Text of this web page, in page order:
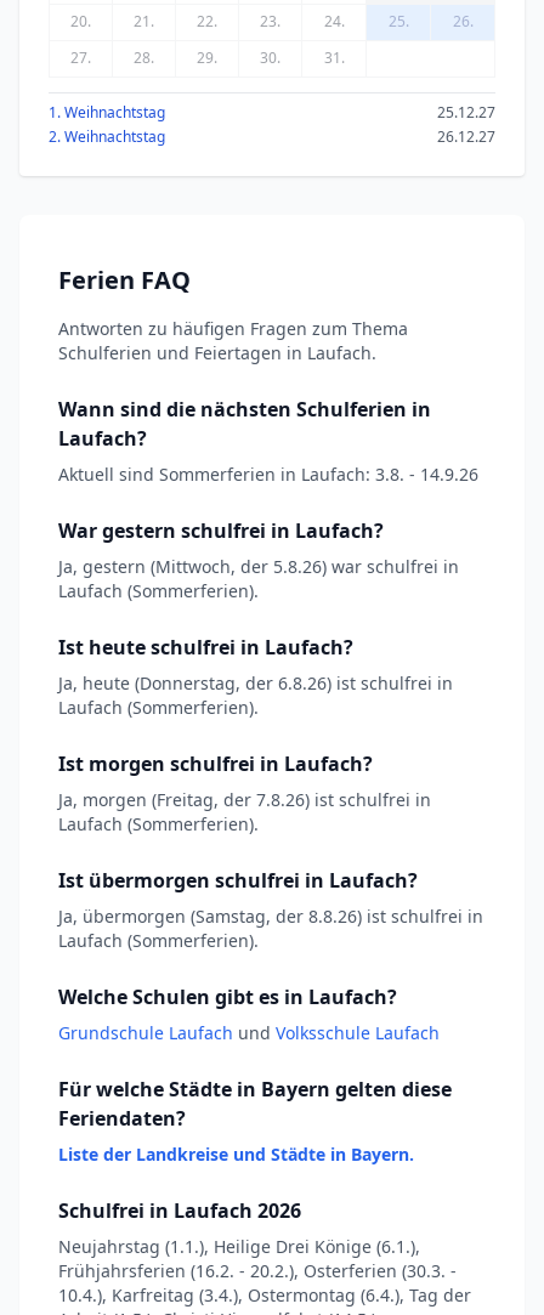
20.
21. 22. 23. 24. 25.
26.
27.
28. 29. 30. 31.
1. Weihnachtstag
25.12.27
2. Weihnachtstag
26.12.27
Ferien FAQ
Antworten zu häufigen Fragen zum Thema
Schulferien und Feiertagen in Laufach.
Wann sind die nächsten Schulferien in
Laufach?
Aktuell sind Sommerferien in Laufach: 3.8. - 14.9.26
War gestern schulfrei in Laufach?
Ja, gestern (Mittwoch, der 5.8.26) war schulfrei in
Laufach (Sommerferien).
Ist heute schulfrei in Laufach?
Ja, heute (Donnerstag, der 6.8.26) ist schulfrei in
Laufach (Sommerferien).
Ist morgen schulfrei in Laufach?
Ja, morgen (Freitag, der 7.8.26) ist schulfrei in
Laufach (Sommerferien).
Ist übermorgen schulfrei in Laufach?
Ja, übermorgen (Samstag, der 8.8.26) ist schulfrei in
Laufach (Sommerferien).
Welche Schulen gibt es in Laufach?
Grundschule Laufach und Volksschule Laufach
Für welche Städte in Bayern gelten diese
Feriendaten?
Liste der Landkreise und Städte in Bayern.
Schulfrei in Laufach 2026
Neujahrstag (1.1.), Heilige Drei Könige (6.1.),
Frühjahrsferien (16.2. - 20.2.), Osterferien (30.3. -
10.4.), Karfreitag (3.4.), Ostermontag (6.4.), Tag der